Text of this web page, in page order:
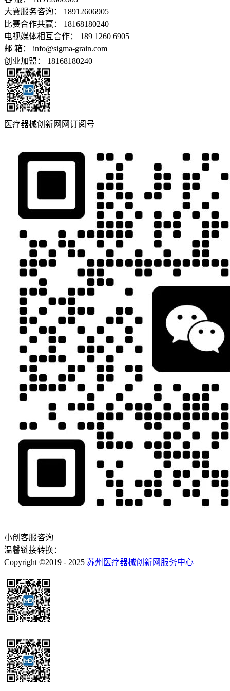
大賽服务咨询： 18912606905
比赛合作共赢： 18168180240
电视媒体相互合作： 189 1260 6905
邮 箱： info@sigma-grain.com
创业加盟： 18168180240
医疗器械创新网网订阅号
小创客服咨询
温馨链接转换：
Copyright ©2019 - 2025 苏州医疗器械创新网服务中心